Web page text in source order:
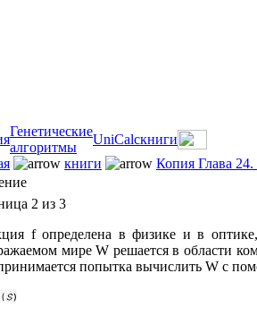
Генетические
алгоритмы
UniCalcкниги
книги Копия Глава
2 из 3
f определена в физике и в
мире W решается в области
попытка вычислить W с